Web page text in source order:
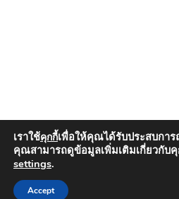
เราใช้คุกกี้เพื่อให้คุณได้รับประสบกา
คุณสามารถดูข้อมูลเพิ่มเติมเกี่ยวกับ
settings.
Accept